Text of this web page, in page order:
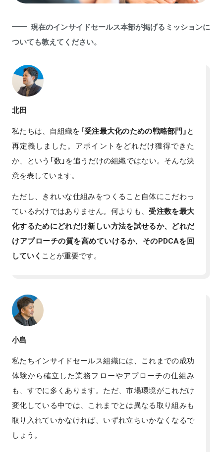
現在のインサイドセールス本部が掲げるミッションに
ついても教えてください。
北田
私たちは、自組織を 「受注最大化のための戦略部門」と
再定義しました。アポイントをどれだけ獲得できた
か、という「数」を追うだけの組織ではない。そんな決
意を表しています。
ただし、きれいな仕組みをつくること自体にこだわっ
ているわけではありません。何よりも、 受注数を最大
化するためにどれだけ新しい方法を試せるか、どれだ
けアプローチの質を高めていけるか、そのPDCAを回
していく ことが重要です。
小島
私たちインサイドセールス組織には、これまでの成功
体験から確立した業務フローやアプローチの仕組み
も、すでに多くあります。ただ、市場環境がこれだけ
変化している中では、これまでとは異なる取り組みも
取り入れていかなければ、いずれ立ちいかなくなるで
しょう。